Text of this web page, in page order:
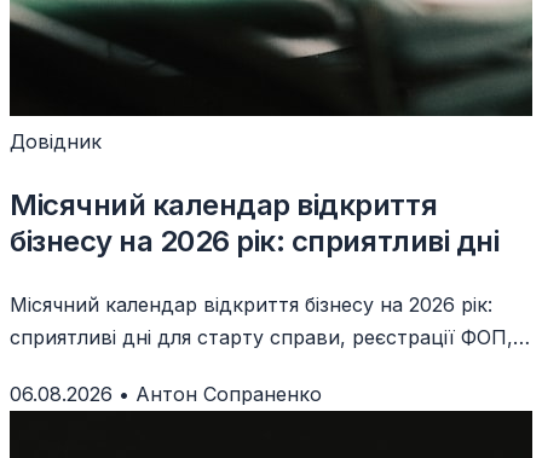
Довідник
Місячний календар відкриття
бізнесу на 2026 рік: сприятливі дні
Місячний календар відкриття бізнесу на 2026 рік:
сприятливі дні для старту справи, реєстрації ФОП,
06.08.2026 • Антон Сопраненко